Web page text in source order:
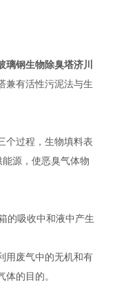
璃钢生物除臭塔济川
兼有活性污泥法与生
个过程，生物填料表
源，使恶臭气体物
的吸收中和液中产生
用废气中的无机和有
的目的。